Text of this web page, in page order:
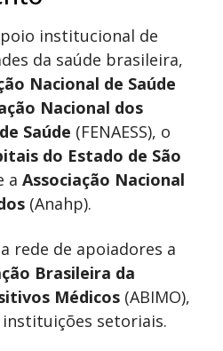
institucional de
da saúde brasileira,
Nacional de Saúde
Nacional dos
Saúde (FENAESS), o
do Estado de São
a Associação Nacional
(Anahp).
rede de apoiadores a
Brasileira da
Médicos (ABIMO),
instituições setoriais.